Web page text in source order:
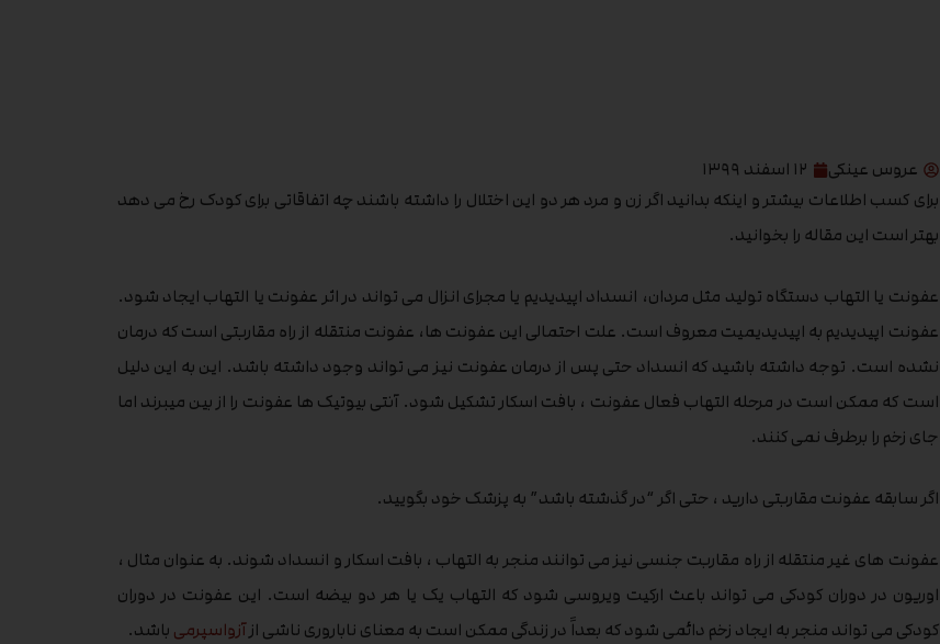
عروس عینکی
۱۲ اسفند ۱۳۹۹
برای کسب اطلاعات بیشتر و اینکه بدانید اگر زن و مرد هر دو این اختلال را داشته باشند چه اتفاقاتی برای کودک رخ می دهد
بهتر است این مقاله را بخوانید.
عفونت یا التهاب دستگاه تولید مثل مردان، انسداد اپیدیدیم یا مجرای انزال می تواند در اثر عفونت یا التهاب ایجاد شود.
عفونت اپیدیدیم به اپیدیدیمیت معروف است. علت احتمالی این عفونت ها، عفونت منتقله از راه مقاربتی است که درمان
نشده است. توجه داشته باشید که انسداد حتی پس از درمان عفونت نیز می تواند وجود داشته باشد. این به این دلیل
است که ممکن است در مرحله التهاب فعال عفونت ، بافت اسکار تشکیل شود. آنتی بیوتیک ها عفونت را از بین میبرند اما
جای زخم را برطرف نمی کنند.
اگر سابقه عفونت مقاربتی دارید ، حتی اگر “در گذشته باشد” به پزشک خود بگویید.
عفونت های غیر منتقله از راه مقاربت جنسی نیز می توانند منجر به التهاب ، بافت اسکار و انسداد شوند. به عنوان مثال ،
اوریون در دوران کودکی می تواند باعث ارکیت ویروسی شود که التهاب یک یا هر دو بیضه است. این عفونت در دوران
کودکی می تواند منجر به ایجاد زخم دائمی شود که بعداً در زندگی ممکن است به معنای ناباروری ناشی ازآزواسپرمی باشد.